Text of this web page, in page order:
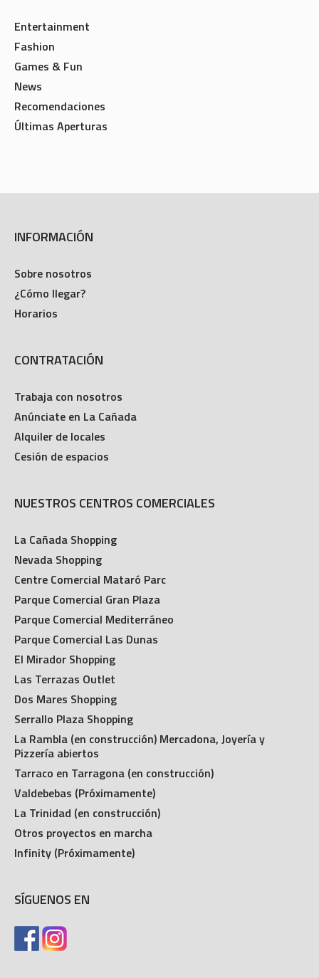
Entertainment
Fashion
Games & Fun
News
Recomendaciones
Últimas Aperturas
INFORMACIÓN
Sobre nosotros
¿Cómo llegar?
Horarios
CONTRATACIÓN
Trabaja con nosotros
Anúnciate en La Cañada
Alquiler de locales
Cesión de espacios
NUESTROS CENTROS COMERCIALES
La Cañada Shopping
Nevada Shopping
Centre Comercial Mataró Parc
Parque Comercial Gran Plaza
Parque Comercial Mediterráneo
Parque Comercial Las Dunas
El Mirador Shopping
Las Terrazas Outlet
Dos Mares Shopping
Serrallo Plaza Shopping
La Rambla (en construcción) Mercadona, Joyería y
Pizzería abiertos
Tarraco en Tarragona (en construcción)
Valdebebas (Próximamente)
La Trinidad (en construcción)
Otros proyectos en marcha
Infinity (Próximamente)
SÍGUENOS EN